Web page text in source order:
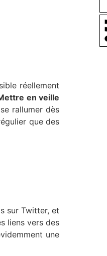
réellement
en veille
rallumer dès
que des
sur Twitter, et
liens vers des
une